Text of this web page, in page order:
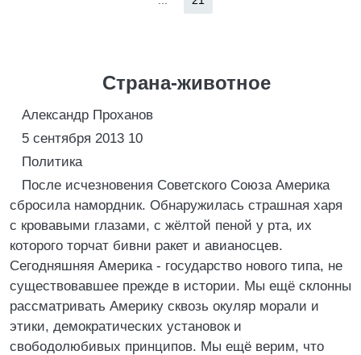
Страна-животное
Александр Проханов
5 сентября 2013 10
Политика
После исчезновения Советского Союза Америка
сбросила намордник. Обнаружилась страшная харя
с кровавыми глазами, с жёлтой пеной у рта, их
которого торчат бивни ракет и авианосцев.
Сегодняшняя Америка - государство нового типа, не
существовавшее прежде в истории. Мы ещё склонны
рассматривать Америку сквозь окуляр морали и
этики, демократических установок и
свободолюбивых принципов. Мы ещё верим, что